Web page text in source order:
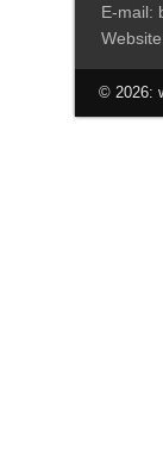
E-mail:
© 2026: